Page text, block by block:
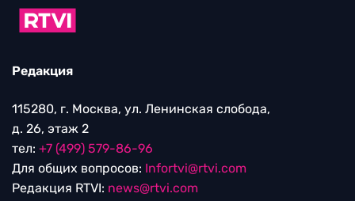
Редакция
115280, г. Москва, ул. Ленинская слобода,
д. 26, этаж 2
тел: +7 (499) 579-86-96
Для общих вопросов: Infortvi@rtvi.com
Редакция RTVI: news@rtvi.com